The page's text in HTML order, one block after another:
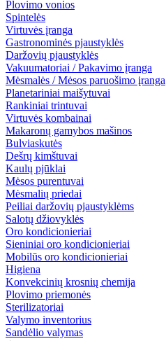
Plovimo vonios
Spintelės
Virtuvės įranga
Gastronominės pjaustyklės
Daržovių pjaustyklės
Vakuumatoriai / Pakavimo įranga
Mėsmalės / Mėsos paruošimo įranga
Planetariniai maišytuvai
Rankiniai trintuvai
Virtuvės kombainai
Makaronų gamybos mašinos
Bulviaskutės
Dešrų kimštuvai
Kaulų pjūklai
Mėsos purentuvai
Mėsmalių priedai
Peiliai daržovių pjaustyklėms
Salotų džiovyklės
Oro kondicionieriai
Sieniniai oro kondicionieriai
Mobilūs oro kondicionieriai
Higiena
Konvekcinių krosnių chemija
Plovimo priemonės
Sterilizatoriai
Valymo inventorius
Sandėlio valymas